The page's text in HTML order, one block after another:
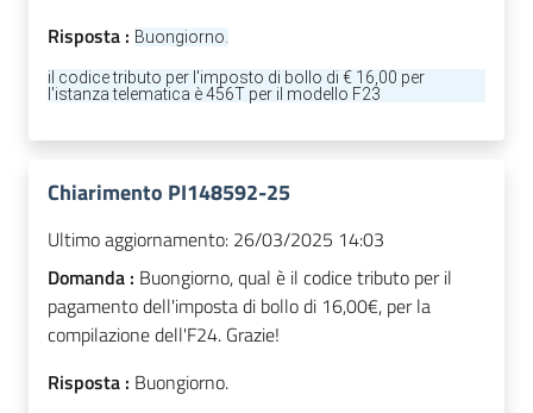
Risposta : Buongiorno.
il codice tributo per l'imposto di bollo di € 16,00 per
l'istanza telematica è 456T per il modello F23
Chiarimento PI148592-25
Ultimo aggiornamento: 26/03/2025 14:03
Domanda : Buongiorno, qual è il codice tributo per il
pagamento dell'imposta di bollo di 16,00€, per la
compilazione dell'F24. Grazie!
Risposta : Buongiorno.